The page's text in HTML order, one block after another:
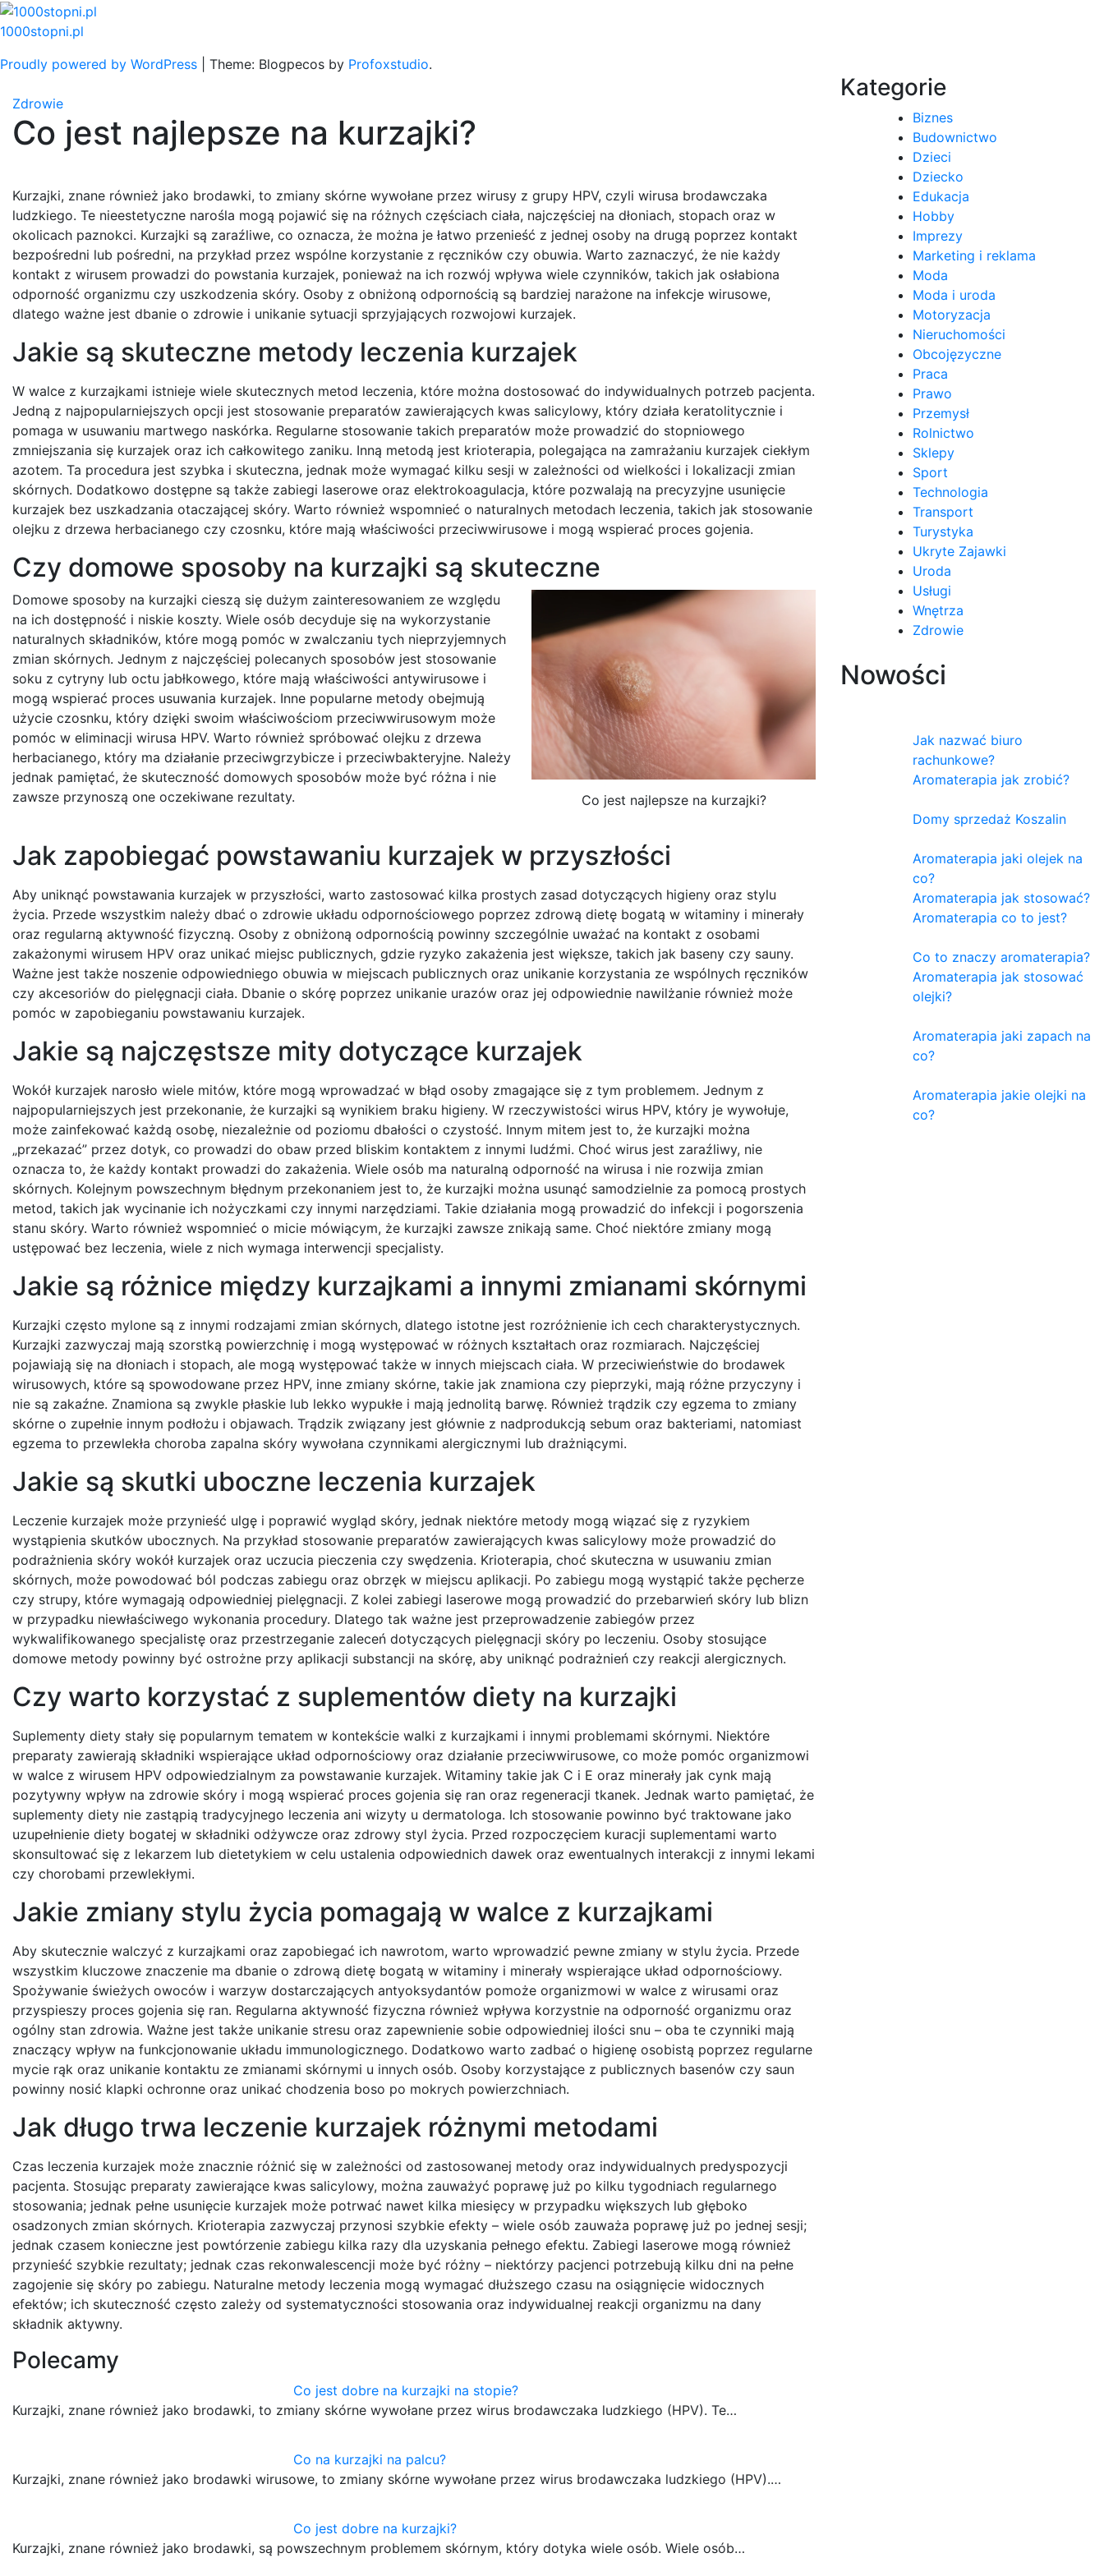
Skip
to
1000stopni.pl
Proudly powered by WordPress
Theme: Blogpecos by Profoxstudio.
Zdrowie
Co jest najlepsze na kurzajki?
Kurzajki, znane również jako brodawki, to zmiany skórne wywołane przez wirusy z grupy HPV, czyli wirusa brodawczaka
ludzkiego. Te nieestetyczne narośla mogą pojawić się na różnych częściach ciała, najczęściej na dłoniach, stopach oraz w
okolicach paznokci. Kurzajki są zaraźliwe, co oznacza, że można je łatwo przenieść z jednej osoby na drugą poprzez kontakt
bezpośredni lub pośredni, na przykład przez wspólne korzystanie z ręczników czy obuwia. Warto zaznaczyć, że nie każdy
kontakt z wirusem prowadzi do powstania kurzajek, ponieważ na ich rozwój wpływa wiele czynników, takich jak osłabiona
odporność organizmu czy uszkodzenia skóry. Osoby z obniżoną odpornością są bardziej narażone na infekcje wirusowe,
dlatego ważne jest dbanie o zdrowie i unikanie sytuacji sprzyjających rozwojowi kurzajek.
Jakie są skuteczne metody leczenia kurzajek
W walce z kurzajkami istnieje wiele skutecznych metod leczenia, które można dostosować do indywidualnych potrzeb pacjenta.
Jedną z najpopularniejszych opcji jest stosowanie preparatów zawierających kwas salicylowy, który działa keratolitycznie i
pomaga w usuwaniu martwego naskórka. Regularne stosowanie takich preparatów może prowadzić do stopniowego
zmniejszania się kurzajek oraz ich całkowitego zaniku. Inną metodą jest krioterapia, polegająca na zamrażaniu kurzajek ciekłym
azotem. Ta procedura jest szybka i skuteczna, jednak może wymagać kilku sesji w zależności od wielkości i lokalizacji zmian
skórnych. Dodatkowo dostępne są także zabiegi laserowe oraz elektrokoagulacja, które pozwalają na precyzyjne usunięcie
kurzajek bez uszkadzania otaczającej skóry. Warto również wspomnieć o naturalnych metodach leczenia, takich jak stosowanie
olejku z drzewa herbacianego czy czosnku, które mają właściwości przeciwwirusowe i mogą wspierać proces gojenia.
Czy domowe sposoby na kurzajki są skuteczne
Co jest najlepsze na kurzajki?
Domowe sposoby na kurzajki cieszą się dużym zainteresowaniem ze względu
na ich dostępność i niskie koszty. Wiele osób decyduje się na wykorzystanie
naturalnych składników, które mogą pomóc w zwalczaniu tych nieprzyjemnych
zmian skórnych. Jednym z najczęściej polecanych sposobów jest stosowanie
soku z cytryny lub octu jabłkowego, które mają właściwości antywirusowe i
mogą wspierać proces usuwania kurzajek. Inne popularne metody obejmują
użycie czosnku, który dzięki swoim właściwościom przeciwwirusowym może
pomóc w eliminacji wirusa HPV. Warto również spróbować olejku z drzewa
herbacianego, który ma działanie przeciwgrzybicze i przeciwbakteryjne. Należy
jednak pamiętać, że skuteczność domowych sposobów może być różna i nie
zawsze przynoszą one oczekiwane rezultaty.
Jak zapobiegać powstawaniu kurzajek w przyszłości
Aby uniknąć powstawania kurzajek w przyszłości, warto zastosować kilka prostych zasad dotyczących higieny oraz stylu
życia. Przede wszystkim należy dbać o zdrowie układu odpornościowego poprzez zdrową dietę bogatą w witaminy i minerały
oraz regularną aktywność fizyczną. Osoby z obniżoną odpornością powinny szczególnie uważać na kontakt z osobami
zakażonymi wirusem HPV oraz unikać miejsc publicznych, gdzie ryzyko zakażenia jest większe, takich jak baseny czy sauny.
Ważne jest także noszenie odpowiedniego obuwia w miejscach publicznych oraz unikanie korzystania ze wspólnych ręczników
czy akcesoriów do pielęgnacji ciała. Dbanie o skórę poprzez unikanie urazów oraz jej odpowiednie nawilżanie również może
pomóc w zapobieganiu powstawaniu kurzajek.
Jakie są najczęstsze mity dotyczące kurzajek
Wokół kurzajek narosło wiele mitów, które mogą wprowadzać w błąd osoby zmagające się z tym problemem. Jednym z
najpopularniejszych jest przekonanie, że kurzajki są wynikiem braku higieny. W rzeczywistości wirus HPV, który je wywołuje,
może zainfekować każdą osobę, niezależnie od poziomu dbałości o czystość. Innym mitem jest to, że kurzajki można
„przekazać” przez dotyk, co prowadzi do obaw przed bliskim kontaktem z innymi ludźmi. Choć wirus jest zaraźliwy, nie
oznacza to, że każdy kontakt prowadzi do zakażenia. Wiele osób ma naturalną odporność na wirusa i nie rozwija zmian
skórnych. Kolejnym powszechnym błędnym przekonaniem jest to, że kurzajki można usunąć samodzielnie za pomocą prostych
metod, takich jak wycinanie ich nożyczkami czy innymi narzędziami. Takie działania mogą prowadzić do infekcji i pogorszenia
stanu skóry. Warto również wspomnieć o micie mówiącym, że kurzajki zawsze znikają same. Choć niektóre zmiany mogą
ustępować bez leczenia, wiele z nich wymaga interwencji specjalisty.
Jakie są różnice między kurzajkami a innymi zmianami skórnymi
Kurzajki często mylone są z innymi rodzajami zmian skórnych, dlatego istotne jest rozróżnienie ich cech charakterystycznych.
Kurzajki zazwyczaj mają szorstką powierzchnię i mogą występować w różnych kształtach oraz rozmiarach. Najczęściej
pojawiają się na dłoniach i stopach, ale mogą występować także w innych miejscach ciała. W przeciwieństwie do brodawek
wirusowych, które są spowodowane przez HPV, inne zmiany skórne, takie jak znamiona czy pieprzyki, mają różne przyczyny i
nie są zakaźne. Znamiona są zwykle płaskie lub lekko wypukłe i mają jednolitą barwę. Również trądzik czy egzema to zmiany
skórne o zupełnie innym podłożu i objawach. Trądzik związany jest głównie z nadprodukcją sebum oraz bakteriami, natomiast
egzema to przewlekła choroba zapalna skóry wywołana czynnikami alergicznymi lub drażniącymi.
Jakie są skutki uboczne leczenia kurzajek
Leczenie kurzajek może przynieść ulgę i poprawić wygląd skóry, jednak niektóre metody mogą wiązać się z ryzykiem
wystąpienia skutków ubocznych. Na przykład stosowanie preparatów zawierających kwas salicylowy może prowadzić do
podrażnienia skóry wokół kurzajek oraz uczucia pieczenia czy swędzenia. Krioterapia, choć skuteczna w usuwaniu zmian
skórnych, może powodować ból podczas zabiegu oraz obrzęk w miejscu aplikacji. Po zabiegu mogą wystąpić także pęcherze
czy strupy, które wymagają odpowiedniej pielęgnacji. Z kolei zabiegi laserowe mogą prowadzić do przebarwień skóry lub blizn
w przypadku niewłaściwego wykonania procedury. Dlatego tak ważne jest przeprowadzenie zabiegów przez
wykwalifikowanego specjalistę oraz przestrzeganie zaleceń dotyczących pielęgnacji skóry po leczeniu. Osoby stosujące
domowe metody powinny być ostrożne przy aplikacji substancji na skórę, aby uniknąć podrażnień czy reakcji alergicznych.
Czy warto korzystać z suplementów diety na kurzajki
Suplementy diety stały się popularnym tematem w kontekście walki z kurzajkami i innymi problemami skórnymi. Niektóre
preparaty zawierają składniki wspierające układ odpornościowy oraz działanie przeciwwirusowe, co może pomóc organizmowi
w walce z wirusem HPV odpowiedzialnym za powstawanie kurzajek. Witaminy takie jak C i E oraz minerały jak cynk mają
pozytywny wpływ na zdrowie skóry i mogą wspierać proces gojenia się ran oraz regeneracji tkanek. Jednak warto pamiętać, że
suplementy diety nie zastąpią tradycyjnego leczenia ani wizyty u dermatologa. Ich stosowanie powinno być traktowane jako
uzupełnienie diety bogatej w składniki odżywcze oraz zdrowy styl życia. Przed rozpoczęciem kuracji suplementami warto
skonsultować się z lekarzem lub dietetykiem w celu ustalenia odpowiednich dawek oraz ewentualnych interakcji z innymi lekami
czy chorobami przewlekłymi.
Jakie zmiany stylu życia pomagają w walce z kurzajkami
Aby skutecznie walczyć z kurzajkami oraz zapobiegać ich nawrotom, warto wprowadzić pewne zmiany w stylu życia. Przede
wszystkim kluczowe znaczenie ma dbanie o zdrową dietę bogatą w witaminy i minerały wspierające układ odpornościowy.
Spożywanie świeżych owoców i warzyw dostarczających antyoksydantów pomoże organizmowi w walce z wirusami oraz
przyspieszy proces gojenia się ran. Regularna aktywność fizyczna również wpływa korzystnie na odporność organizmu oraz
ogólny stan zdrowia. Ważne jest także unikanie stresu oraz zapewnienie sobie odpowiedniej ilości snu – oba te czynniki mają
znaczący wpływ na funkcjonowanie układu immunologicznego. Dodatkowo warto zadbać o higienę osobistą poprzez regularne
mycie rąk oraz unikanie kontaktu ze zmianami skórnymi u innych osób. Osoby korzystające z publicznych basenów czy saun
powinny nosić klapki ochronne oraz unikać chodzenia boso po mokrych powierzchniach.
Jak długo trwa leczenie kurzajek różnymi metodami
Czas leczenia kurzajek może znacznie różnić się w zależności od zastosowanej metody oraz indywidualnych predyspozycji
pacjenta. Stosując preparaty zawierające kwas salicylowy, można zauważyć poprawę już po kilku tygodniach regularnego
stosowania; jednak pełne usunięcie kurzajek może potrwać nawet kilka miesięcy w przypadku większych lub głęboko
osadzonych zmian skórnych. Krioterapia zazwyczaj przynosi szybkie efekty – wiele osób zauważa poprawę już po jednej sesji;
jednak czasem konieczne jest powtórzenie zabiegu kilka razy dla uzyskania pełnego efektu. Zabiegi laserowe mogą również
przynieść szybkie rezultaty; jednak czas rekonwalescencji może być różny – niektórzy pacjenci potrzebują kilku dni na pełne
zagojenie się skóry po zabiegu. Naturalne metody leczenia mogą wymagać dłuższego czasu na osiągnięcie widocznych
efektów; ich skuteczność często zależy od systematyczności stosowania oraz indywidualnej reakcji organizmu na dany
składnik aktywny.
Polecamy
Co jest dobre na kurzajki na stopie?
Kurzajki, znane również jako brodawki, to zmiany skórne wywołane przez wirus brodawczaka ludzkiego (HPV). Te…
Co na kurzajki na palcu?
Kurzajki, znane również jako brodawki wirusowe, to zmiany skórne wywołane przez wirus brodawczaka ludzkiego (HPV).…
Co jest dobre na kurzajki?
Kurzajki, znane również jako brodawki, są powszechnym problemem skórnym, który dotyka wiele osób. Wiele osób…
Kategorie
Biznes
Budownictwo
Dzieci
Dziecko
Edukacja
Hobby
Imprezy
Marketing i reklama
Moda
Moda i uroda
Motoryzacja
Nieruchomości
Obcojęzyczne
Praca
Prawo
Przemysł
Rolnictwo
Sklepy
Sport
Technologia
Transport
Turystyka
Ukryte Zajawki
Uroda
Usługi
Wnętrza
Zdrowie
Nowości
Jak nazwać biuro
rachunkowe?
Aromaterapia jak zrobić?
Domy sprzedaż Koszalin
Aromaterapia jaki olejek na
co?
Aromaterapia jak stosować?
Aromaterapia co to jest?
Co to znaczy aromaterapia?
Aromaterapia jak stosować
olejki?
Aromaterapia jaki zapach na
co?
Aromaterapia jakie olejki na
co?